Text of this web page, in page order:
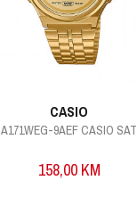
CASIO
A171WEG-9AEF CASIO SAT
158,00 KM